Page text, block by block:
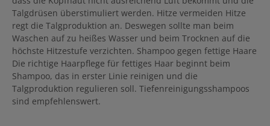
Talgdrüsen überstimuliert werden. Hitze vermeiden Hitze
regt die Talgproduktion an. Deswegen sollte man beim
Waschen auf zu heißes Wasser und beim Trocknen auf die
höchste Hitzestufe verzichten. Shampoo gegen fettige Haare
Die richtige Haarpflege für fettiges Haar beginnt beim
Shampoo, das in erster Linie reinigen und die
Talgproduktion regulieren soll. Tiefenreinigungsshampoos
sind empfehlenswert.